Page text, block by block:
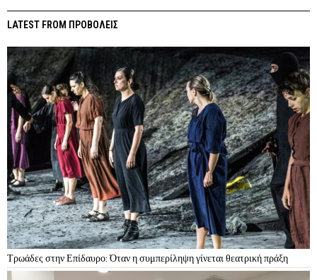
LATEST FROM ΠΡΟΒΟΛΕΙΣ
Τρωάδες στην Επίδαυρο: Όταν η συμπερίληψη γίνεται θεατρική πράξη